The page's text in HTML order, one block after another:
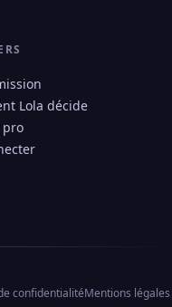
Lola décide
pro
confidentialitéMentions légales